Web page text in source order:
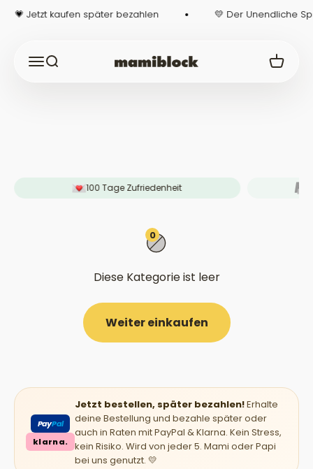
Zum Inhalt springen
💗 Jetzt kaufen später bezahlen 💛 Der Unendliche
Navigationsmenü öffnen
Suche öffnenmamiblock-Shop
100 Tage Zufriedenheit
0
Diese Kategorie ist leer
Weiter einkaufen
PayPal
klarna.
Jetzt bestellen, später bezahlen!Erhalte
deine Bestellung und bezahle später oder
auch in Raten mit PayPal & Klarna. Kein Stress,
kein Risiko. Wird von jeder 5. Mami oder Papi
bei uns genutzt. 💛